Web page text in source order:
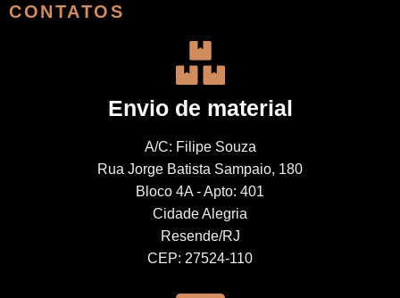
CONTATOS
Envio de material
A/C: Filipe Souza
Rua Jorge Batista Sampaio, 180
Bloco 4A - Apto: 401
Cidade Alegria
Resende/RJ
CEP: 27524-110